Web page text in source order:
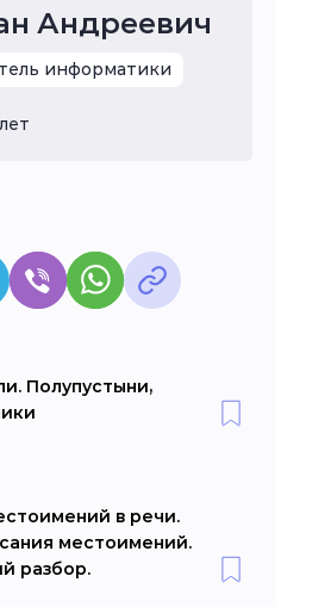
Андреевич
информатики
Полупустыни,
в речи.
местоимений.
разбор.